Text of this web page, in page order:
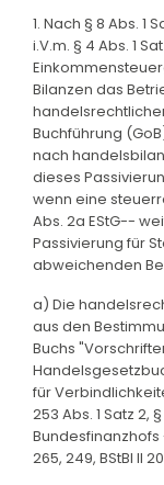
1. Nach § 8 Abs. 1
i.V.m. § 4 Abs. 1
Bilanzen das
Buchführung
nach
dieses
wenn eine
Abs. 2a EStG--
Passivierung für
abweichenden
a) Die
aus den
Buchs
für
253 Abs. 1 Satz 2,
Bundesfinanzhofs
265, 249, BStBl II